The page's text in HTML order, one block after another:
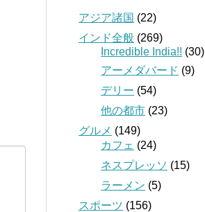
アジア諸国 (22)
インド全般 (269)
Incredible India!! (30)
アーメダバード (9)
デリー (54)
他の都市 (23)
グルメ (149)
カフェ (24)
ネスプレッソ (15)
ラーメン (5)
スポーツ (156)